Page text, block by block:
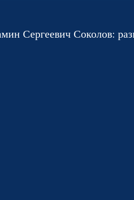
Сергеевич Соколов: